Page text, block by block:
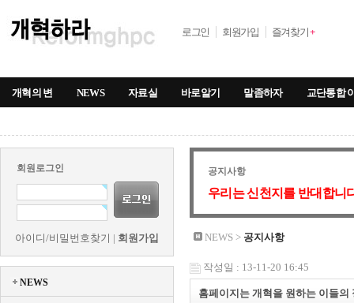
로그인 회원가입 즐겨찾기+
개혁의 변 NEWS 자료실 바로알기 말좀하자 교단통합
회원로그인
아이디/비밀번호찾기 | 회원가입
NEWS
공지사항
우리는 신천지를 반대합니
NEWS > 공지사항
작성일 : 13-11-20 16:45
홈페이지는 개혁을 원하는 이들의